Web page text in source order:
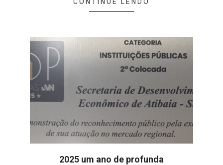
2025 um ano de profunda